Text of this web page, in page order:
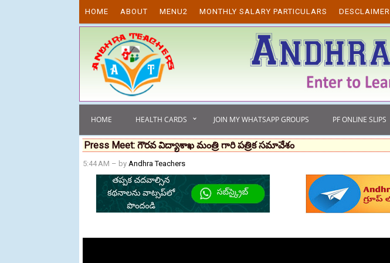
HOME ABOUT MENU2 MONTHLY SALARY PARTICULARS DESCLAIMER
HOME HEALTH CARDS JOIN MY WHATSAPP GROUPS PF ONLINE SLIPS
Press Meet: గౌరవ విద్యాశాఖ మంత్రి గారి పత్రిక సమావేశం
5:44 AM – by Andhra Teachers